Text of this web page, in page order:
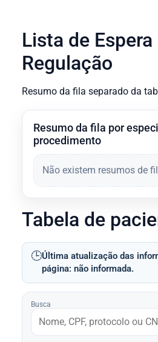
Lista de Espera
Regulação
Resumo da fila separado da
Resumo da fila por
procedimento
Não existem resumos de
Tabela de
🕒Última atualização das
página: não informada.
Busca